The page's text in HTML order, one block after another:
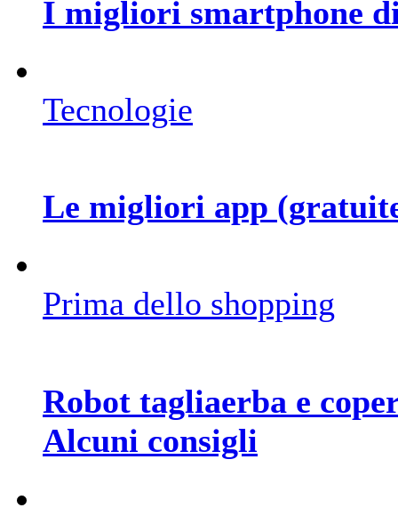
I migliori smartphone
Tecnologie
Le migliori app
Prima dello shopping
Robot tagliaerba e
Alcuni consigli